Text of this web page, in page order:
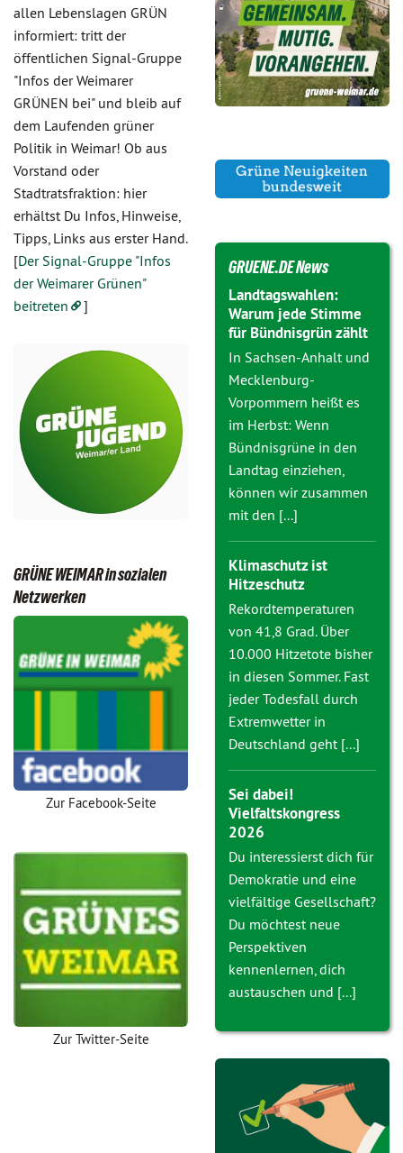
allen Lebenslagen GRÜN
informiert: tritt der
öffentlichen Signal-Gruppe
"Infos der Weimarer
GRÜNEN bei" und bleib auf
dem Laufenden grüner
Politik in Weimar! Ob aus
Vorstand oder
Stadtratsfraktion: hier
erhältst Du Infos, Hinweise,
Tipps, Links aus erster Hand.
[Der Signal-Gruppe "Infos
der Weimarer Grünen"
beitreten
]
GRÜNE WEIMAR in sozialen
Netzwerken
Zur Facebook-Seite
Zur Twitter-Seite
GRUENE.DE News
Landtagswahlen:
Warum jede Stimme
für Bündnisgrün zählt
In Sachsen-Anhalt und
Mecklenburg-
Vorpommern heißt es
im Herbst: Wenn
Bündnisgrüne in den
Landtag einziehen,
können wir zusammen
mit den [...]
Klimaschutz ist
Hitzeschutz
Rekordtemperaturen
von 41,8 Grad. Über
10.000 Hitzetote bisher
in diesen Sommer. Fast
jeder Todesfall durch
Extremwetter in
Deutschland geht [...]
Sei dabei!
Vielfaltskongress
2026
Du interessierst dich für
Demokratie und eine
vielfältige Gesellschaft?
Du möchtest neue
Perspektiven
kennenlernen, dich
austauschen und [...]